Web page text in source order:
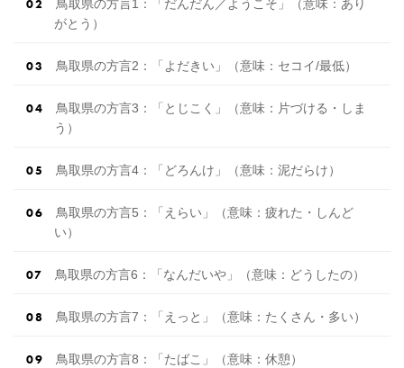
鳥取県の方言1：「だんだん／ようこそ」（意味：あり
がとう）
鳥取県の方言2：「よだきい」（意味：セコイ/最低）
鳥取県の方言3：「とじこく」（意味：片づける・しま
う）
鳥取県の方言4：「どろんけ」（意味：泥だらけ）
鳥取県の方言5：「えらい」（意味：疲れた・しんど
い）
鳥取県の方言6：「なんだいや」（意味：どうしたの）
鳥取県の方言7：「えっと」（意味：たくさん・多い）
鳥取県の方言8：「たばこ」（意味：休憩）